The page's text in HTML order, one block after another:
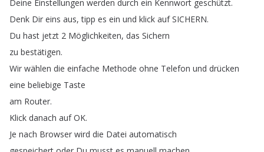
Deine Einstellungen werden durch ein Kennwort geschützt.
Denk Dir eins aus,tipp es ein und klick auf SICHERN.
Du hast jetzt 2 Möglichkeiten, das Sichern
zu bestätigen.
Wir wählen die einfache Methode ohne Telefon und drücken
eine beliebige Taste
am Router.
Klick danach auf OK.
Je nach Browser wird die Datei automatisch